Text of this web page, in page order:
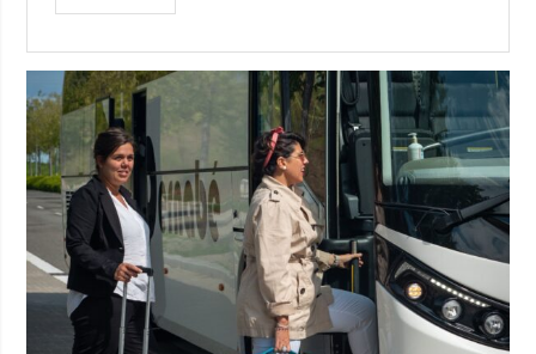
CON
PARADAS:
PLANIFICA
SIN
RETRASOS